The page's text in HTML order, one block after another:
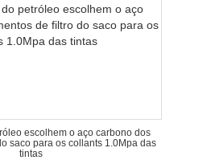
escolhem o aço carbono dos
saco para os collants 1.0Mpa das
tintas